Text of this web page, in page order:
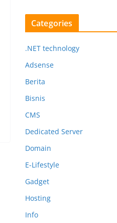
Categories
.NET technology
Adsense
Berita
Bisnis
CMS
Dedicated Server
Domain
E-Lifestyle
Gadget
Hosting
Info